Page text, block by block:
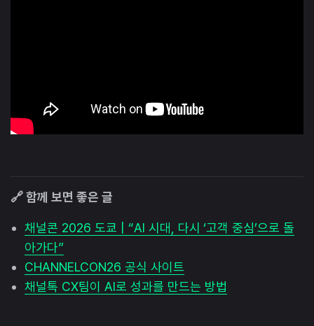
🔗 함께 보면 좋은 글
채널콘 2026 도쿄 | “AI 시대, 다시 ‘고객 중심’으로 돌
아가다”
CHANNELCON26 공식 사이트
채널톡 CX팀이 AI로 성과를 만드는 방법